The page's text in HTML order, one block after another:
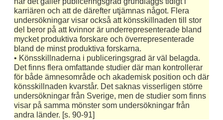
karriären och att de därefter utjämnas något. Flera
undersökningar visar också att könsskillnaden till stor
del beror på att kvinnor är underrepresenterade bland
mycket produktiva forskare och överrepresenterade
bland de minst produktiva forskarna.
• Könsskillnaderna i publiceringsgrad är väl belagda.
Det finns flera omfattande studier där man kontrollerar
för både ämnesområde och akademisk position och där
könsskillnaden kvarstår. Det saknas visserligen större
undersökningar från Sverige, men de studier som finns
visar på samma mönster som undersökningar från
andra länder. [s. 90-91]